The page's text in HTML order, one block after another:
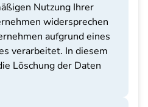
Nutzung Ihrer
widersprechen
aufgrund eines
verarbeitet. In diesem
Löschung der Daten